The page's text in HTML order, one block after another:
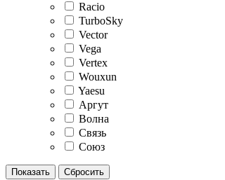
Racio
TurboSky
Vector
Vega
Vertex
Wouxun
Yaesu
Аргут
Волна
Связь
Союз